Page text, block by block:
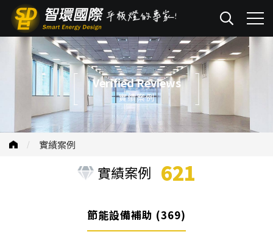
Verified Reviews
實績案例
實績案例
實績案例 621
節能設備補助 (369)